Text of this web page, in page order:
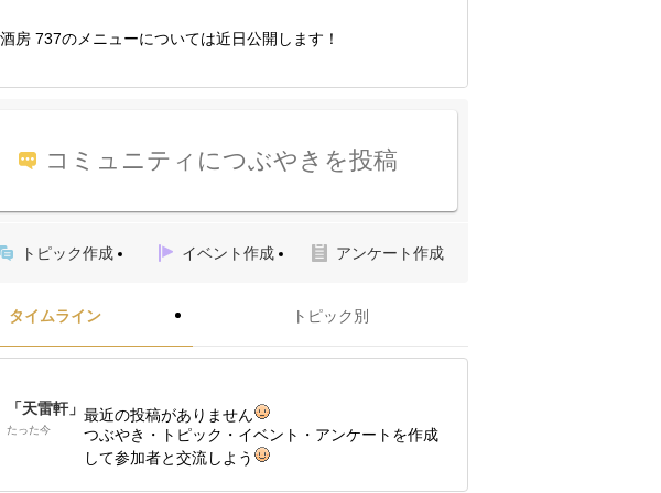
房 737のメニューについては近日公開します！
コミュニティにつぶやきを投稿
トピック作成 イベント作成 アンケート作成
タイムライン トピック別
「天雷軒」
たった今
最近の投稿がありません
つぶやき・トピック・イベント・アンケートを作成
して参加者と交流しよう